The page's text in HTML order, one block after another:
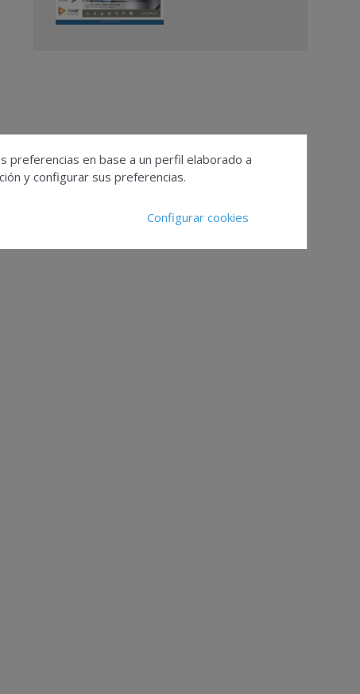
preferencias en base a un perfil elaborado a
y configurar sus preferencias.
Configurar cookies